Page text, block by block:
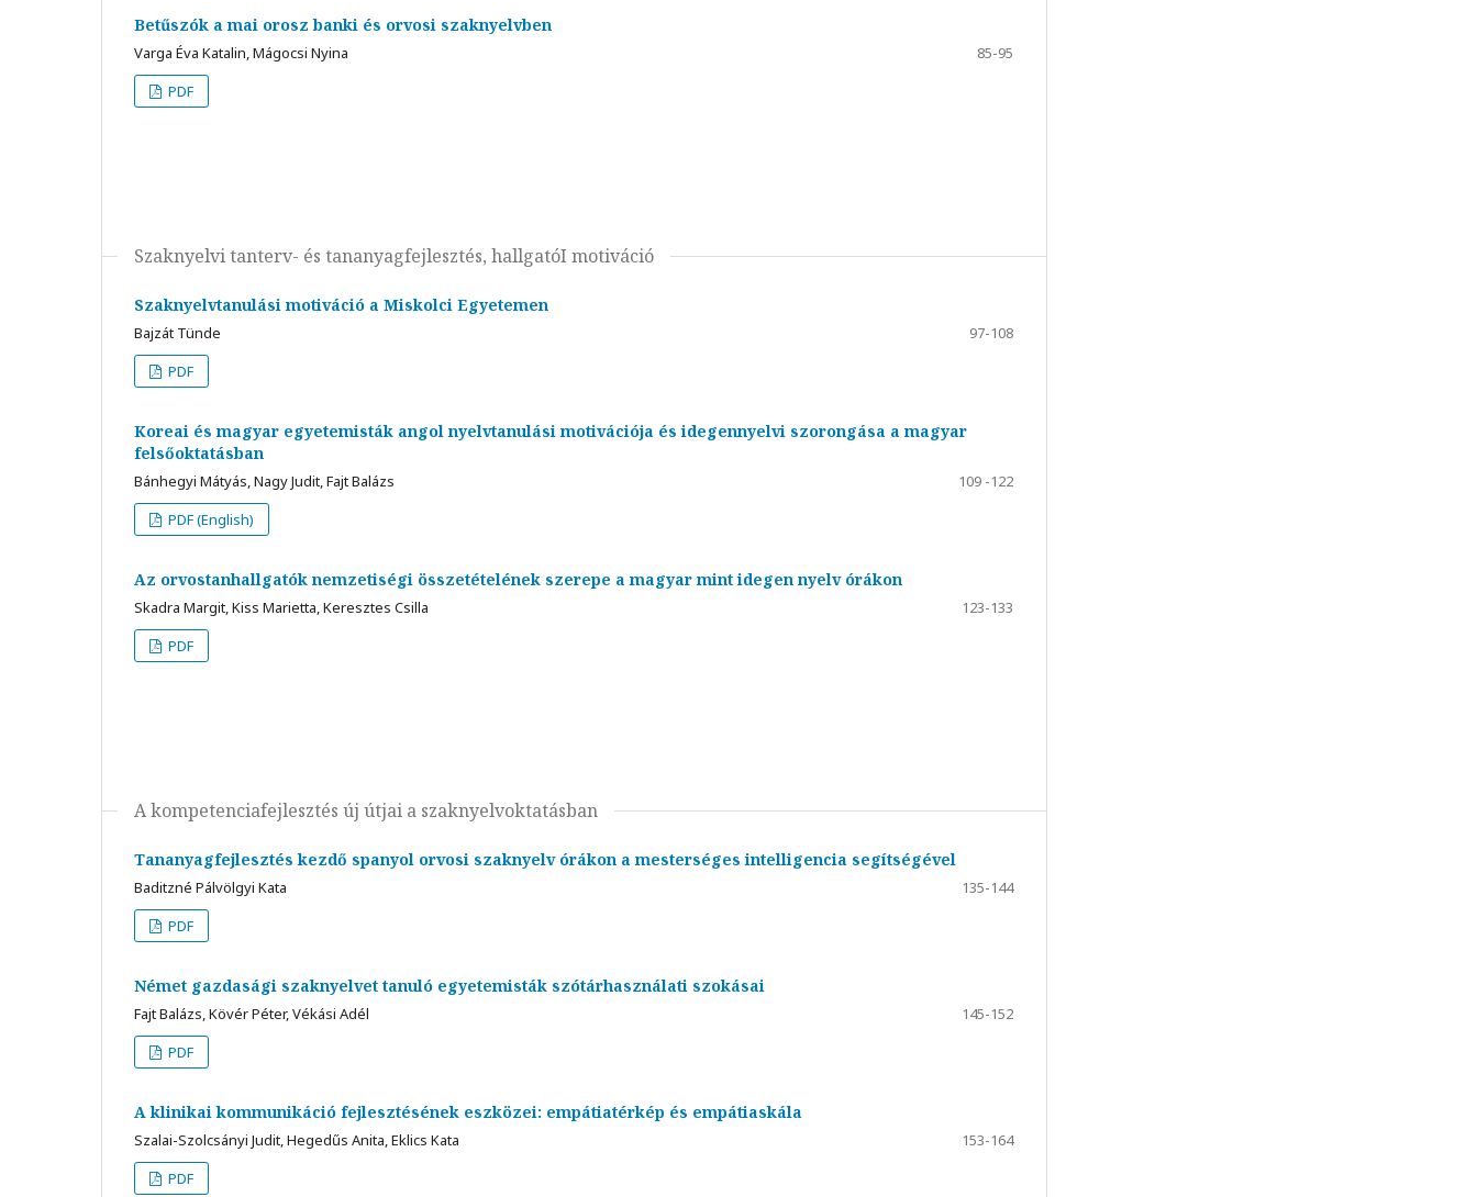
Betűszók a mai orosz banki és orvosi szaknyelvben
Varga Éva Katalin, Mágocsi Nyina
85-95
PDF
Szaknyelvi tanterv- és tananyagfejlesztés, hallgatóI motiváció
Szaknyelvtanulási motiváció a Miskolci Egyetemen
Bajzát Tünde
97-108
PDF
Koreai és magyar egyetemisták angol nyelvtanulási motivációja és idegennyelvi szorongása a magyar
felsőoktatásban
Bánhegyi Mátyás, Nagy Judit, Fajt Balázs
109 -122
PDF (English)
Az orvostanhallgatók nemzetiségi összetételének szerepe a magyar mint idegen nyelv órákon
Skadra Margit, Kiss Marietta, Keresztes Csilla
123-133
PDF
A kompetenciafejlesztés új útjai a szaknyelvoktatásban
Tananyagfejlesztés kezdő spanyol orvosi szaknyelv órákon a mesterséges intelligencia segítségével
Baditzné Pálvölgyi Kata
135-144
PDF
Német gazdasági szaknyelvet tanuló egyetemisták szótárhasználati szokásai
Fajt Balázs, Kövér Péter, Vékási Adél
145-152
PDF
A klinikai kommunikáció fejlesztésének eszközei: empátiatérkép és empátiaskála
Szalai-Szolcsányi Judit, Hegedűs Anita, Eklics Kata
153-164
PDF